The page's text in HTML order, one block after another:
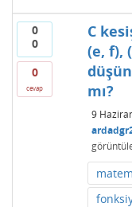
0
0
0
cevap
C
(e, f),
mı?
9